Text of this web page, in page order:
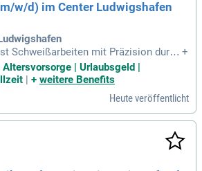
w/d) im Center Ludwigshafen
Schweißarbeiten mit Präzision durc
dass die Ergebnisse unseren hohen Q
Unfallinstandsetzungen mei
während Du Bauteile montierst und
+
| Urlaubsgeld |
| + weitere Benefits
Heute veröffentlicht